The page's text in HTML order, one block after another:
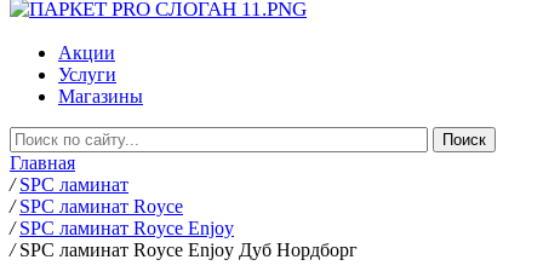
Акции
Услуги
Магазины
Главная
/ SPC ламинат
/ SPC ламинат Royce
/ SPC ламинат Royce Enjoy
/ SPC ламинат Royce Enjoy Дуб Нордборг